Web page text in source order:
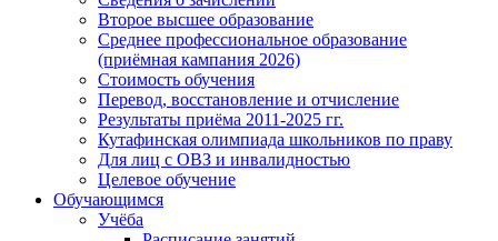
Второе высшее образование
Среднее профессиональное образование
(приёмная кампания 2026)
Стоимость обучения
Перевод, восстановление и отчисление
Результаты приёма 2011-2025 гг.
Кутафинская олимпиада школьников по праву
Для лиц с ОВЗ и инвалидностью
Целевое обучение
Обучающимся
Учёба